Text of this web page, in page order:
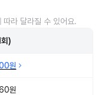
라 달라질 수 있어요.
)
원
원